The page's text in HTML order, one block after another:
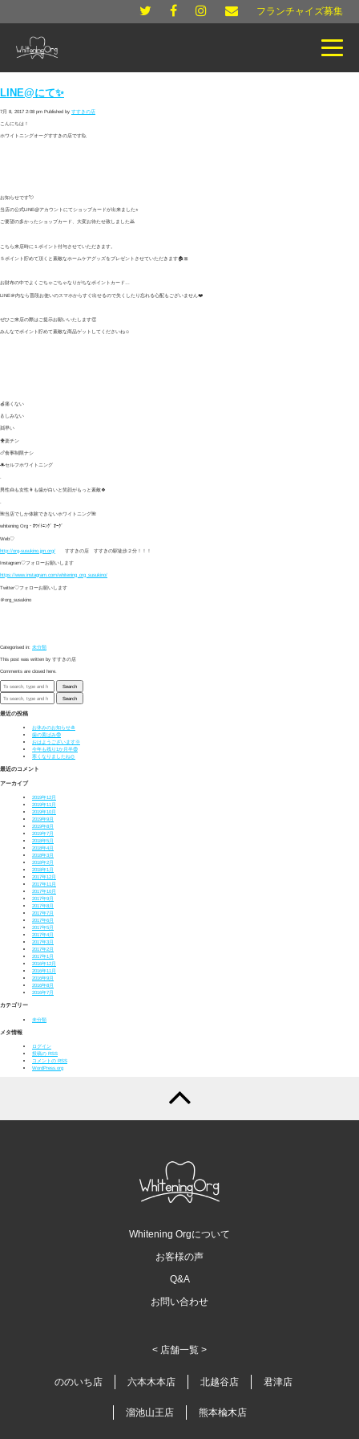
フランチャイズ募集
LINE@にて✨
7月 8, 2017 2:08 pm Published by すすきの店
こんにちは！
ホワイトニングオーグすすきの店です🙋
お知らせです💘
当店の公式LINE@アカウントにてショップカードが出来ました⭐︎
ご要望の多かったショップカード、大変お待たせ致しました🙇
こちら来店時に１ポイント付与させていただきます。
５ポイント貯めて頂くと素敵なホームケアグッズをプレゼントさせていただきます🏠🎀
お財布の中でよくごちゃごちゃなりがちなポイントカード…
LINE＠内なら普段お使いのスマホからすぐ出せるので失くしたり忘れる心配もございません❤️
ぜひご来店の際はご提示お願いいたします👏
みんなでポイント貯めて素敵な商品ゲットしてくださいね☺️
🍎痛くない
🍐しみない
👯早い
🐥楽チン
🍗食事制限ナシ
☀セルフホワイトニング
男性👱も女性👩も歯が白いと笑顔がもっと素敵🍀
🌺当店でしか体験できないホワイトニング🌺
whitening Org・ﾎﾜｲﾄﾆﾝｸﾞ ｵｰｸﾞ
Web♡
http://org-susukino.jpn.org/ すすきの店 すすきの駅徒歩２分！！！
Instagram♡フォローお願いします
https://www.instagram.com/whitening_org_susukino/
Twitter♡フォローお願いします
＠org_susukino
Categorised in: 未分類
This post was written by すすきの店
Comments are closed here.
Search
Search
最近の投稿
お休みのお知らせ🎍
歯の黄ばみ😨
おはようございます🌞
今年も残り1か月半😨
寒くなりましたね⛄
最近のコメント
アーカイブ
2019年12月
2019年11月
2019年10月
2019年9月
2019年8月
2019年7月
2018年5月
2018年4月
2018年3月
2018年2月
2018年1月
2017年12月
2017年11月
2017年10月
2017年9月
2017年8月
2017年7月
2017年6月
2017年5月
2017年4月
2017年3月
2017年2月
2017年1月
2016年12月
2016年11月
2016年9月
2016年8月
2016年7月
カテゴリー
未分類
メタ情報
ログイン
投稿の RSS
コメントの RSS
WordPress.org
Whitening Orgについて
お客様の声
Q&A
お問い合わせ
< 店舗一覧 >
ののいち店 六本木本店 北越谷店 君津店
溜池山王店 熊本楡木店